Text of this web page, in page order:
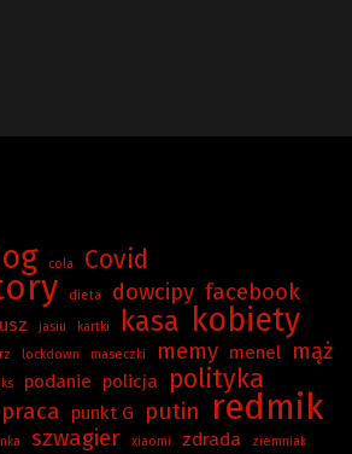
cola Covid
dieta dowcipy facebook
jasiu kartki kasa kobiety
lockdown maseczki memy menel mąż
podanie policja polityka
praca punkt G putin redmik
szwagier xiaomi zdrada
ziemniak